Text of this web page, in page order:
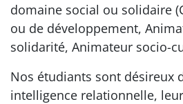
domaine social ou solidaire
ou de développement,
solidarité, Animateur socio-
Nos étudiants sont désireux
intelligence relationnelle,